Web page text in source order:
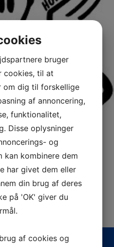
bruger
cookies, til at
om dig til forskellige
af annoncering,
funktionalitet,
Disse oplysninger
og
kan kombinere dem
har givet dem eller
din brug af deres
på 'OK' giver du
af cookies og